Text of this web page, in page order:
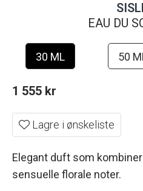
EAU DU
30 ML 50
1 555 kr
Lagre i ønskeliste
Elegant duft som
sensuelle florale noter.